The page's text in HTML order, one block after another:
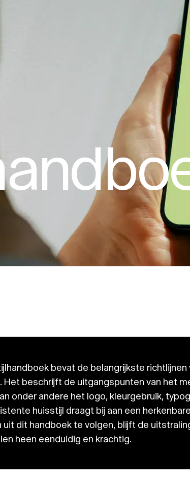
bevat de belangrijkste
Het beschrijft de uitgangspunten van het
onder andere het logo, kleurgebruik,
huisstijl draagt bij aan een
uit dit handboek te volgen, blijft de
heen eenduidig en krachtig.